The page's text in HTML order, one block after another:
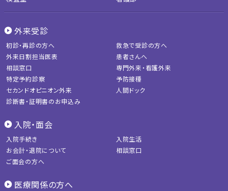
外来受診
初診・再診の方へ
救急で受診の方へ
外来日割担当医表
患者さんへ
相談窓口
専門外来・看護外来
特定予約診察
予防接種
セカンドオピニオン外来
人間ドック
診断書・証明書のお申込み
入院・面会
入院手続き
入院生活
お会計・退院について
相談窓口
ご面会の方へ
医療関係の方へ